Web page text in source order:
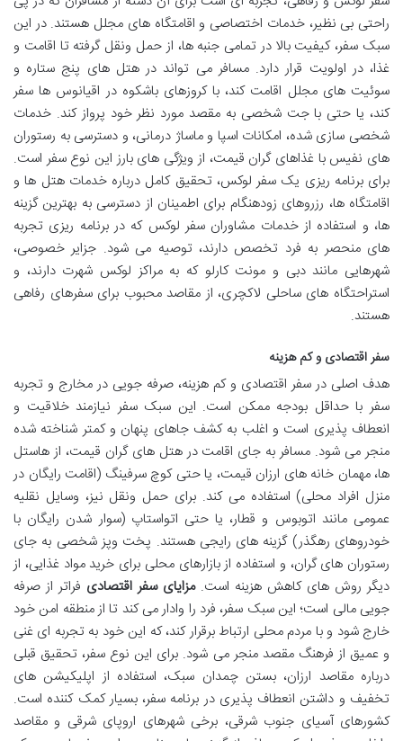
راحتی بی نظیر، خدمات اختصاصی و اقامتگاه های مجلل هستند. در این
سبک سفر، کیفیت بالا در تمامی جنبه ها، از حمل ونقل گرفته تا اقامت و
غذا، در اولویت قرار دارد. مسافر می تواند در هتل های پنج ستاره و
سوئیت های مجلل اقامت کند، با کروزهای باشکوه در اقیانوس ها سفر
کند، یا حتی با جت شخصی به مقصد مورد نظر خود پرواز کند. خدمات
شخصی سازی شده، امکانات اسپا و ماساژ درمانی، و دسترسی به رستوران
های نفیس با غذاهای گران قیمت، از ویژگی های بارز این نوع سفر است.
برای برنامه ریزی یک سفر لوکس، تحقیق کامل درباره خدمات هتل ها و
اقامتگاه ها، رزروهای زودهنگام برای اطمینان از دسترسی به بهترین گزینه
ها، و استفاده از خدمات مشاوران سفر لوکس که در برنامه ریزی تجربه
های منحصر به فرد تخصص دارند، توصیه می شود. جزایر خصوصی،
شهرهایی مانند دبی و مونت کارلو که به مراکز لوکس شهرت دارند، و
استراحتگاه های ساحلی لاکچری، از مقاصد محبوب برای سفرهای رفاهی
هستند.
سفر اقتصادی و کم هزینه
هدف اصلی در سفر اقتصادی و کم هزینه، صرفه جویی در مخارج و تجربه
سفر با حداقل بودجه ممکن است. این سبک سفر نیازمند خلاقیت و
انعطاف پذیری است و اغلب به کشف جاهای پنهان و کمتر شناخته شده
منجر می شود. مسافر به جای اقامت در هتل های گران قیمت، از هاستل
ها، مهمان خانه های ارزان قیمت، یا حتی کوچ سرفینگ (اقامت رایگان در
منزل افراد محلی) استفاده می کند. برای حمل ونقل نیز، وسایل نقلیه
عمومی مانند اتوبوس و قطار، یا حتی اتواستاپ (سوار شدن رایگان با
خودروهای رهگذر) گزینه های رایجی هستند. پخت وپز شخصی به جای
رستوران های گران، و استفاده از بازارهای محلی برای خرید مواد غذایی، از
دیگر روش های کاهش هزینه است.مزایای سفر اقتصادی فراتر از صرفه
جویی مالی است؛ این سبک سفر، فرد را وادار می کند تا از منطقه امن خود
خارج شود و با مردم محلی ارتباط برقرار کند، که این خود به تجربه ای غنی
و عمیق از فرهنگ مقصد منجر می شود. برای این نوع سفر، تحقیق قبلی
درباره مقاصد ارزان، بستن چمدان سبک، استفاده از اپلیکیشن های
تخفیف و داشتن انعطاف پذیری در برنامه سفر، بسیار کمک کننده است.
کشورهای آسیای جنوب شرقی، برخی شهرهای اروپای شرقی و مقاصد